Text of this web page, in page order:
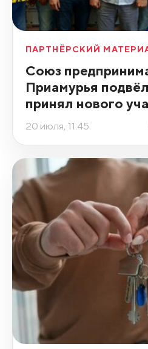
ПАРТНЁРСКИЙ
Союз
Приамурья
принял нового
20 июля, 11:45